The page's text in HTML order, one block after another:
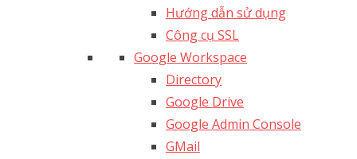
Hướng dẫn sử dụng
Công cụ SSL
Google Workspace
Directory
Google Drive
Google Admin Console
GMail